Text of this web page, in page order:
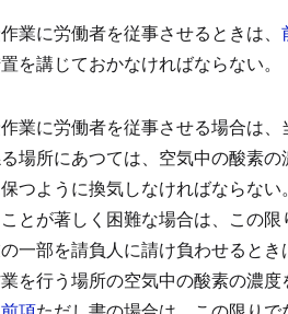
業に労働者を従事させるときは、
を講じておかなければならない。
業に労働者を従事させる場合は
場所にあつては、空気中の酸素
つように換気しなければならない。
とが著しく困難な場合は、この限
一部を請負人に請け負わせると
を行う場所の空気中の酸素の濃